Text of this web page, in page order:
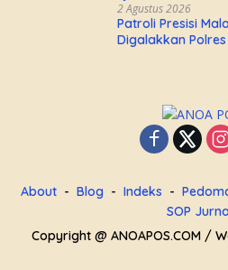
2 Agustus 2026
Patroli Presisi
Digalakkan
About Blog Indeks
SOP
Copyright @ ANOAPOS.COM /